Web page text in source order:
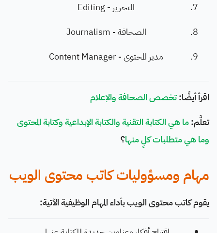
التحرير - Editing
الصحافة - Journalism
مدير المحتوى - Content Manager
اقرأ أيضًا:تخصص الصحافة والإعلام
تعلَّم:ما هي الكتابة التقنية والكتابة الإبداعية وكتابة المحتوى
وما هي متطلبات كلٍ منها؟
مهام ومسؤوليات كاتب محتوى الويب
يقوم كاتب محتوى الويب بأداء المهام الوظيفية الآتية: